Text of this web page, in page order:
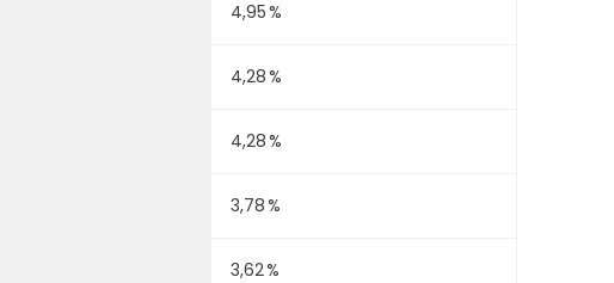
4,95 %
4,28 %
4,28 %
3,78 %
3,62 %